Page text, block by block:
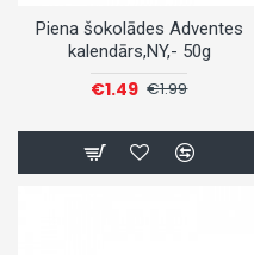
Piena šokolādes Adventes
kalendārs,NY,- 50g
€1.49 €1.99